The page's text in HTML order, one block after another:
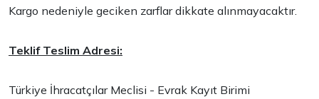
Kargo nedeniyle geciken zarflar dikkate alınmayacaktır.
Teklif Teslim Adresi:
Türkiye İhracatçılar Meclisi - Evrak Kayıt Birimi